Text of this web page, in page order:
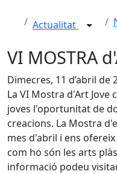
Actualitat
VI MOSTRA
Dimecres, 11 d’abril de
La VI Mostra d'Art
joves l'oportunitat de
creacions. La Mostra
mes d'abril i ens
com ho són les arts
informació podeu